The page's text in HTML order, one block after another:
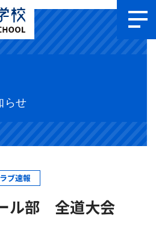
らせ
ブ速報
ル部 全道大会